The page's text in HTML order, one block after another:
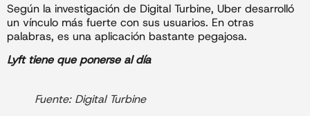
Según la investigación de Digital Turbine, Uber desarrolló
un vínculo más fuerte con sus usuarios. En otras
palabras, es una aplicación bastante pegajosa.
Lyft tiene que ponerse al día
Fuente: Digital Turbine